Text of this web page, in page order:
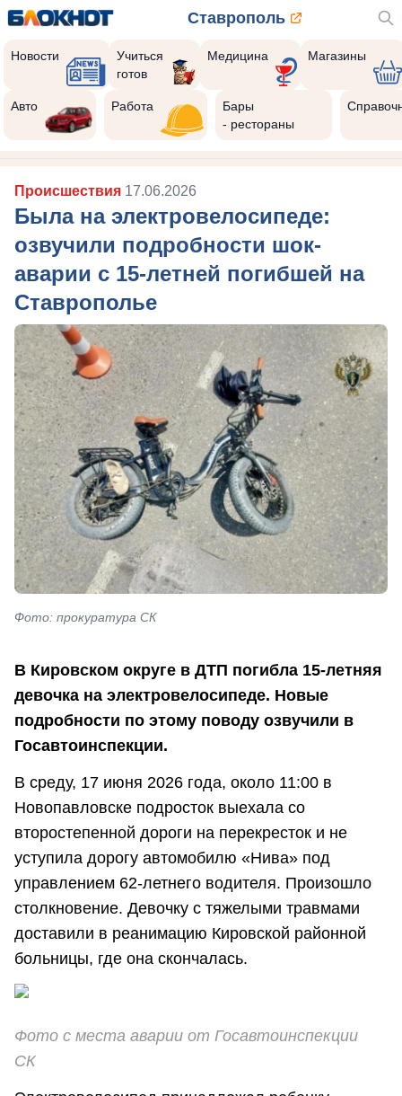
Ставрополь
Новости
Учиться
готов
Медицина Магазины
Авто Работа
Бары
- рестораны
Происшествия 17.06.2026
Была на электровелосипеде:
озвучили подробности шок-
аварии с 15-летней погибшей на
Ставрополье
Фото: прокуратура СК
В Кировском округе в ДТП погибла 15-летняя
девочка на электровелосипеде. Новые
подробности по этому поводу озвучили в
Госавтоинспекции.
В среду, 17 июня 2026 года, около 11:00 в
Новопавловске подросток выехала со
второстепенной дороги на перекресток и не
уступила дорогу автомобилю «Нива» под
управлением 62-летнего водителя. Произошло
столкновение. Девочку с тяжелыми травмами
доставили в реанимацию Кировской районной
больницы, где она скончалась.
Фото с места аварии от Госавтоинспекции
СК